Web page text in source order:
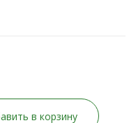
в корзину